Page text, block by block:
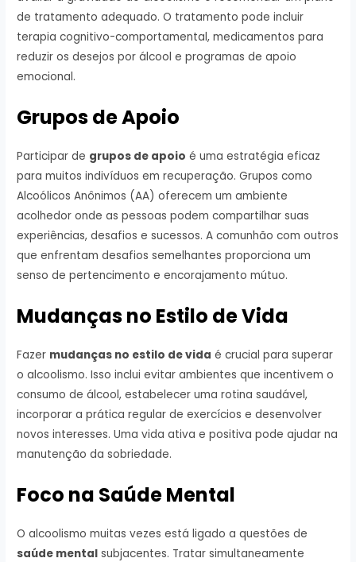
de tratamento adequado. O tratamento pode incluir
terapia cognitivo-comportamental, medicamentos para
reduzir os desejos por álcool e programas de apoio
emocional.
Grupos de Apoio
Participar de grupos de apoio é uma estratégia eficaz
para muitos indivíduos em recuperação. Grupos como
Alcoólicos Anônimos (AA) oferecem um ambiente
acolhedor onde as pessoas podem compartilhar suas
experiências, desafios e sucessos. A comunhão com outros
que enfrentam desafios semelhantes proporciona um
senso de pertencimento e encorajamento mútuo.
Mudanças no Estilo de Vida
Fazer mudanças no estilo de vida é crucial para superar
o alcoolismo. Isso inclui evitar ambientes que incentivem o
consumo de álcool, estabelecer uma rotina saudável,
incorporar a prática regular de exercícios e desenvolver
novos interesses. Uma vida ativa e positiva pode ajudar na
manutenção da sobriedade.
Foco na Saúde Mental
O alcoolismo muitas vezes está ligado a questões de
saúde mental subjacentes. Tratar simultaneamente